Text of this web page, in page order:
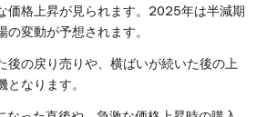
価格上昇が見られます。2025年は半減期
変動が予想されます。
後の戻り売りや、横ばいが続いた後の上
なります。